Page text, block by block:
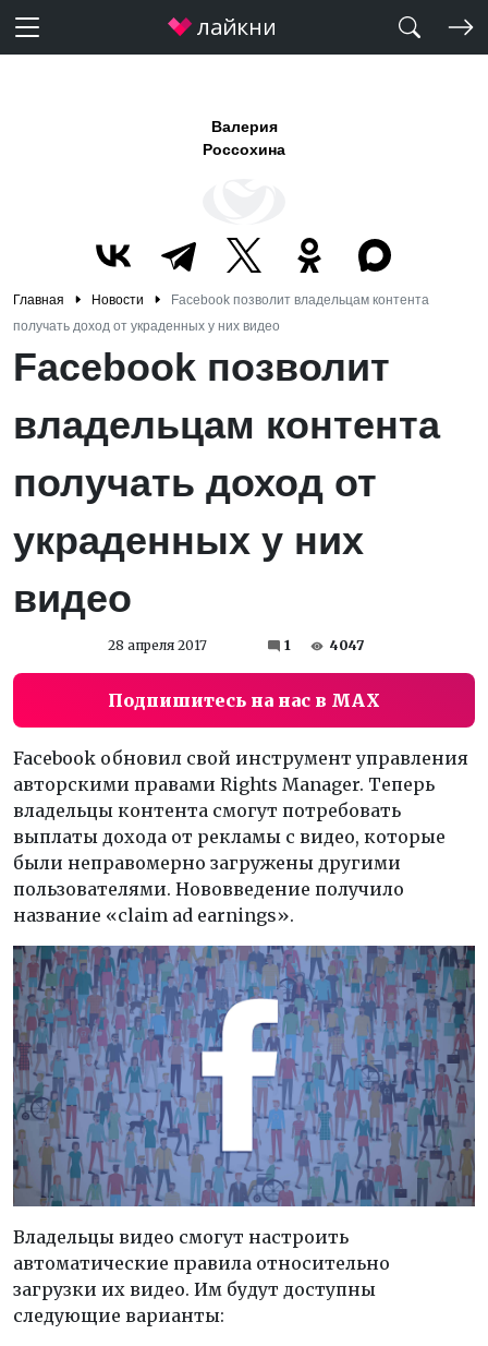
Валерия
Россохина
Главная Новости
Facebook позволит владельцам контента
получать доход от украденных у них видео
Facebook позволит
владельцам контента
получать доход от
украденных у них
видео
28 апреля 2017 1 4047
Подпишитесь на нас в MAX
Facebook обновил свой инструмент управления
авторскими правами Rights Manager. Теперь
владельцы контента смогут потребовать
выплаты дохода от рекламы с видео, которые
были неправомерно загружены другими
пользователями. Нововведение получило
название «claim ad earnings».
Владельцы видео смогут настроить
автоматические правила относительно
загрузки их видео. Им будут доступны
следующие варианты: